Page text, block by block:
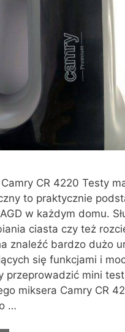
CR 4220 Testy
to praktycznie
w każdym domu.
ciasta czy też
znaleźć bardzo dużo
się funkcjami i
przeprowadzić mini test
miksera Camry CR
…